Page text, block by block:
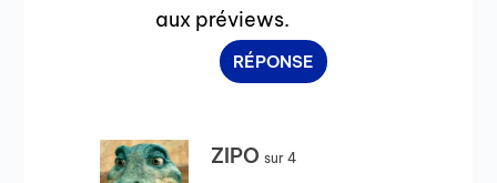
aux préviews.
RÉPONSE
ZIPO sur 4